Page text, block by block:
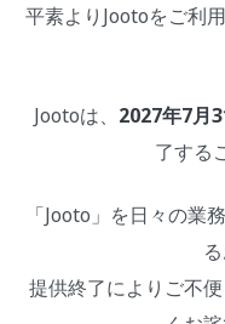
平素よりJootoをご利
Jootoは、 2027年7月
了する
「Jooto」を日々の業
提供終了によりご不